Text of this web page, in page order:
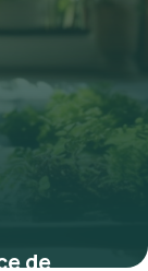
de